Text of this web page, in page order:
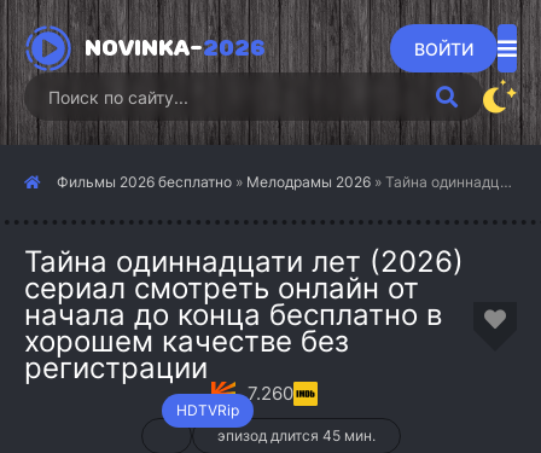
NOVINKA-2026 ВОЙТИ
Фильмы 2026 бесплатно » Мелодрамы 2026 » Тайна одиннадцати лет (2026)
Тайна одиннадцати лет (2026)
сериал смотреть онлайн от
начала до конца бесплатно в
хорошем качестве без
регистрации
HDTVRip
7.260
эпизод длится 45 мин.